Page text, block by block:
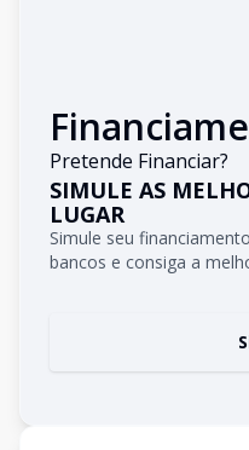
Pretende Financiar?
SIMULE AS
LUGAR
Simule seu
bancos e consiga a